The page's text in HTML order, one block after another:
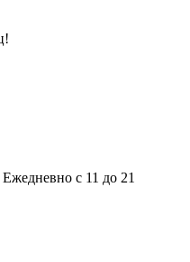
с 11 до 21